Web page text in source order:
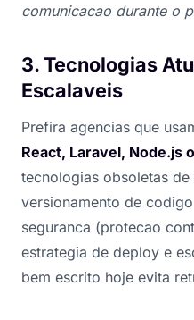
comunicacao durante o
3. Tecnologias
Escalaveis
Prefira agencias que
React, Laravel, Node.js
tecnologias obsoletas
versionamento de
seguranca (protecao
estrategia de deploy e
bem escrito hoje evita